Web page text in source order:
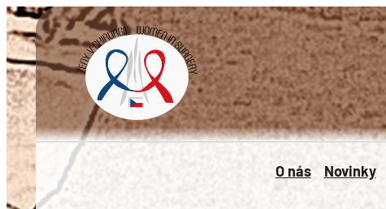
Přeskočit
na
obsah
O nás Novinky